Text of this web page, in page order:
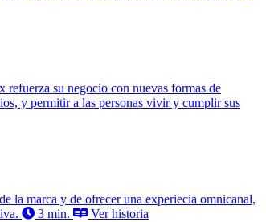
su negocio con nuevas formas de
y permitir a las personas vivir y cumplir sus
la marca y de ofrecer una experiecia omnicanal,
3 min. Ver historia